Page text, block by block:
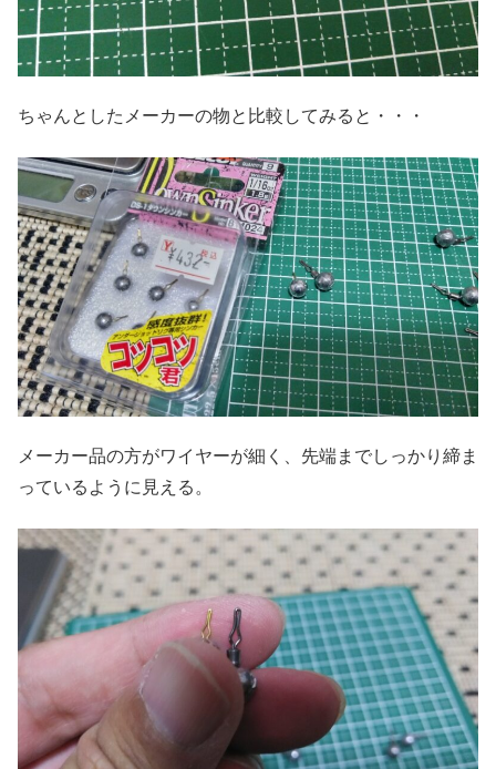
ちゃんとしたメーカーの物と比較してみると・・・
メーカー品の方がワイヤーが細く、先端までしっかり締ま
っているように見える。